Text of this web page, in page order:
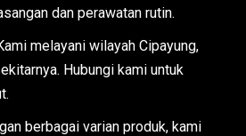
dan perawatan rutin.
melayani wilayah Cipayung,
Hubungi kami untuk
berbagai varian produk, kami